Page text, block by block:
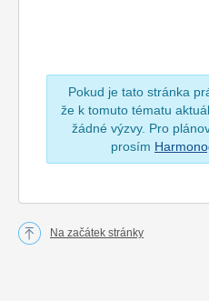
Pokud je tato stránka
že k tomuto tématu
žádné výzvy. Pro
prosím
Na začátek stránky